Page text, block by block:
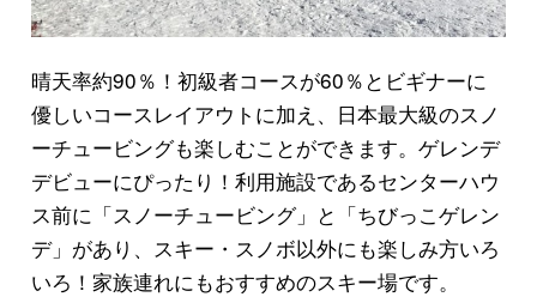
晴天率約90％！初級者コースが60％とビギナーに
優しいコースレイアウトに加え、日本最大級のスノ
ーチュービングも楽しむことができます。ゲレンデ
デビューにぴったり！利用施設であるセンターハウ
ス前に 「スノーチュービング」 と 「ちびっこゲレン
デ」 があり、スキー・スノボ以外にも楽しみ方いろ
いろ！家族連れにもおすすめのスキー場です。